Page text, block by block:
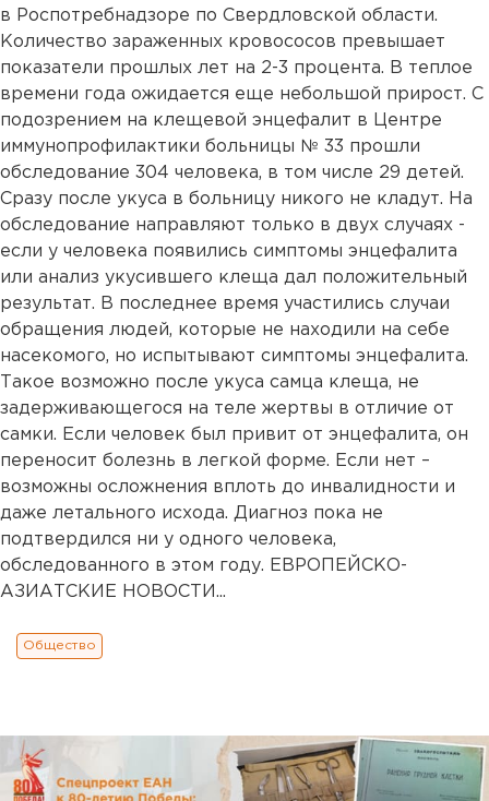
в Роспотребнадзоре по Свердловской области.
Количество зараженных кровососов превышает
показатели прошлых лет на 2-3 процента. В теплое
времени года ожидается еще небольшой прирост. С
подозрением на клещевой энцефалит в Центре
иммунопрофилактики больницы № 33 прошли
обследование 304 человека, в том числе 29 детей.
Сразу после укуса в больницу никого не кладут. На
обследование направляют только в двух случаях -
если у человека появились симптомы энцефалита
или анализ укусившего клеща дал положительный
результат. В последнее время участились случаи
обращения людей, которые не находили на себе
насекомого, но испытывают симптомы энцефалита.
Такое возможно после укуса самца клеща, не
задерживающегося на теле жертвы в отличие от
самки. Если человек был привит от энцефалита, он
переносит болезнь в легкой форме. Если нет –
возможны осложнения вплоть до инвалидности и
даже летального исхода. Диагноз пока не
подтвердился ни у одного человека,
обследованного в этом году. ЕВРОПЕЙСКО-
АЗИАТСКИЕ НОВОСТИ...
Общество